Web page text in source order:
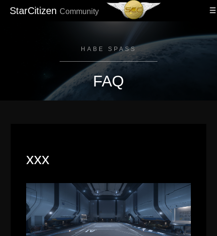
StarCitizen Community
HABE SPASS
FAQ
xxx